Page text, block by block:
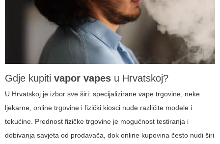
Gdje kupiti vapor vapes u Hrvatskoj?
U Hrvatskoj je izbor sve širi: specijalizirane vape trgovine, neke
ljekarne, online trgovine i fizički kiosci nude različite modele i
tekućine. Prednost fizičke trgovine je mogućnost testiranja i
dobivanja savjeta od prodavača, dok online kupovina često nudi širi